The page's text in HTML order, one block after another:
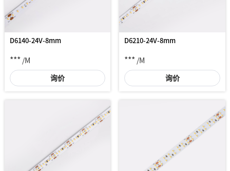
D6140-24V-8mm
***/M
询价
D6210-24V-8mm
*** /M
询价